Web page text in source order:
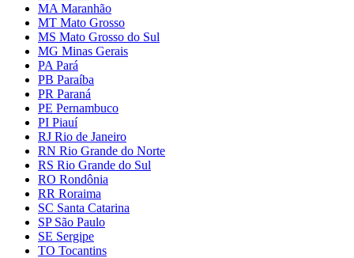
MA Maranhão
MT Mato Grosso
MS Mato Grosso do Sul
MG Minas Gerais
PA Pará
PB Paraíba
PR Paraná
PE Pernambuco
PI Piauí
RJ Rio de Janeiro
RN Rio Grande do Norte
RS Rio Grande do Sul
RO Rondônia
RR Roraima
SC Santa Catarina
SP São Paulo
SE Sergipe
TO Tocantins